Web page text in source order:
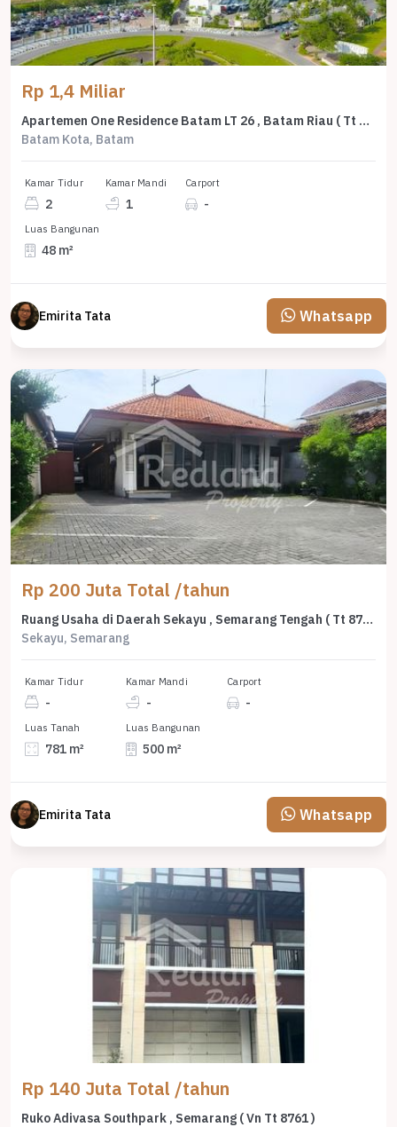
Rp 1,4 Miliar
Apartemen One Residence Batam LT 26 , Batam Riau ( Tt 8797 )
Batam Kota, Batam
Kamar Tidur
2
Kamar Mandi
1
Carport
-
Luas Bangunan
48 m²
Emirita Tata Whatsapp
Rp 200 Juta Total /tahun
Ruang Usaha di Daerah Sekayu , Semarang Tengah ( Tt 8796 )
Sekayu, Semarang
Kamar Tidur
-
Kamar Mandi
-
Carport
-
Luas Tanah
781 m²
Luas Bangunan
500 m²
Emirita Tata Whatsapp
Rp 140 Juta Total /tahun
Ruko Adivasa Southpark , Semarang ( Vn Tt 8761 )